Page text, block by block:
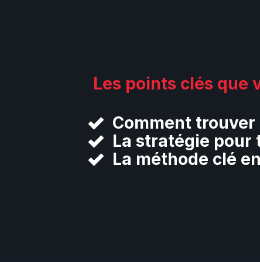
Les points clés que
Comment
La stratégie pour
La méthode clé